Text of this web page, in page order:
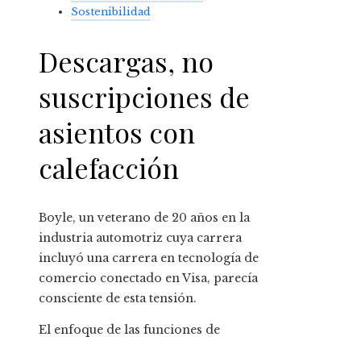
Sostenibilidad
Descargas, no
suscripciones de
asientos con
calefacción
Boyle, un veterano de 20 años en la
industria automotriz cuya carrera
incluyó una carrera en tecnología de
comercio conectado en Visa, parecía
consciente de esta tensión.
El enfoque de las funciones de